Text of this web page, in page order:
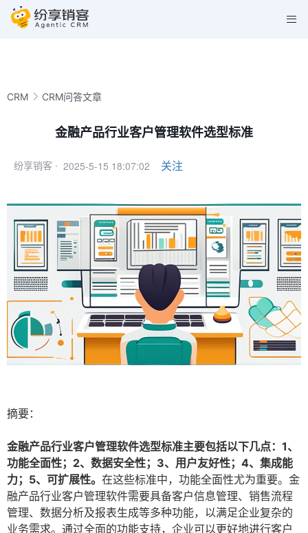
CRM CRM问答文章
金融产品行业客户管理软件选型标准
纷享销客 · 2025-5-15 18:07:02 关注
摘要：
金融产品行业客户管理软件选型标准主要包括以下几点：1、
功能全面性；2、数据安全性；3、用户友好性；4、集成能
力；5、可扩展性。 在这些标准中，功能全面性尤为重要。金
融产品行业客户管理软件需要具备客户信息管理、销售流程
管理、数据分析及报表生成等多种功能，以满足企业复杂的
业务需求。通过全面的功能支持，企业可以更好地进行客户